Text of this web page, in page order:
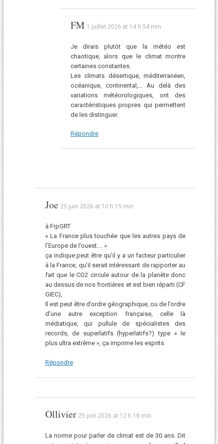
FM 1 juillet 2026 at 14 h 54 min
Je dirais plutôt que la météo est
chaotique, alors que le climat montre
certaines constantes.
Les climats désertique, méditerranéen,
océanique, continental,… Au delà des
variations météorologiques, ont des
caractéristiques propres qui permettent
de les distinguer.
Répondre
Joe 25 juin 2026 at 10 h 15 min
à FrpGRT
« La France plus touchée que les autres pays de
l’Europe de l’ouest…. »
ça indique peut être qu’il y a un facteur particulier
à la France, qu’il serait intéressant de rapporter au
fait que le CO2 circule autour de la planète donc
au dessus de nos frontières et est bien réparti (CF
GIEC),
Il est peut être d’ordre géographique, ou de l’ordre
d’une autre exception française, celle là
médiatique, qui pullule de spécialistes des
records, de superlatifs (hyperlatifs?) type « le
plus ultra extrême », ça imprime les esprits
Répondre
Ollivier 25 juin 2026 at 12 h 18 min
La norme pour parler de climat est de 30 ans. Dit